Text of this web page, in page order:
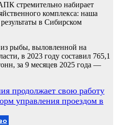
стремительно набирает
комплекса: наша
в Сибирском
рыбы, выловленной на
в 2023 году составил 765,1
за 9 месяцев 2025 года —
продолжает свою работу
управления проездом в